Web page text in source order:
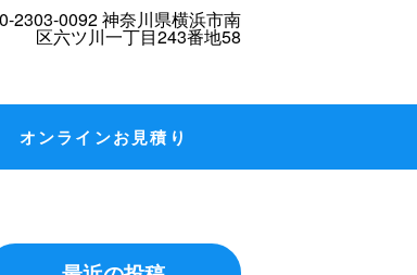
オンラインお見積り